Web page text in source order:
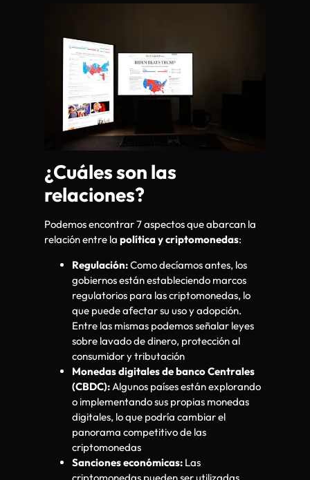
¿Cuáles son las
relaciones?
Podemos encontrar 7 aspectos que abarcan la
relación entre la política y criptomonedas:
Regulación:Como decíamos antes, los
gobiernos están estableciendo marcos
regulatorios para las criptomonedas, lo
que puede afectar su uso y adopción.
Entre las mismas podemos señalar leyes
sobre lavado de dinero, protección al
consumidor y tributación
Monedas digitales de banco Centrales
(CBDC):Algunos países están explorando
o implementando sus propias monedas
digitales, lo que podría cambiar el
panorama competitivo de las
criptomonedas
Sanciones económicas: Las